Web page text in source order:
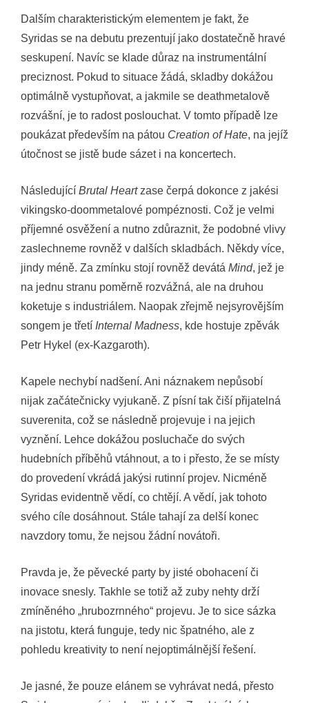
Dalším charakteristickým elementem je fakt, že
Syridas se na debutu prezentují jako dostatečně hravé
seskupení. Navíc se klade důraz na instrumentální
preciznost. Pokud to situace žádá, skladby dokážou
optimálně vystupňovat, a jakmile se deathmetalově
rozvášní, je to radost poslouchat. V tomto případě lze
poukázat především na pátou Creation of Hate, na jejíž
útočnost se jistě bude sázet i na koncertech.
Následující Brutal Heartzase čerpá dokonce z jakési
vikingsko-doommetalové pompéznosti. Což je velmi
příjemné osvěžení a nutno zdůraznit, že podobné vlivy
zaslechneme rovněž v dalších skladbách. Někdy více,
jindy méně. Za zmínku stojí rovněž devátá Mind, jež je
na jednu stranu poměrně rozvážná, ale na druhou
koketuje s industriálem. Naopak zřejmě nejsyrovějším
songem je třetí Internal Madness, kde hostuje zpěvák
Petr Hykel (ex-Kazgaroth).
Kapele nechybí nadšení. Ani náznakem nepůsobí
nijak začátečnicky vyjukaně. Z písní tak čiší přijatelná
suverenita, což se následně projevuje i na jejich
vyznění. Lehce dokážou posluchače do svých
hudebních příběhů vtáhnout, a to i přesto, že se místy
do provedení vkrádá jakýsi rutinní projev. Nicméně
Syridas evidentně vědí, co chtějí. A vědí, jak tohoto
svého cíle dosáhnout. Stále tahají za delší konec
navzdory tomu, že nejsou žádní novátoři.
Pravda je, že pěvecké party by jisté obohacení či
inovace snesly. Takhle se totiž až zuby nehty drží
zmíněného „hrubozrnného“ projevu. Je to sice sázka
na jistotu, která funguje, tedy nic špatného, ale z
pohledu kreativity to není nejoptimálnější řešení.
Je jasné, že pouze elánem se vyhrávat nedá, přesto